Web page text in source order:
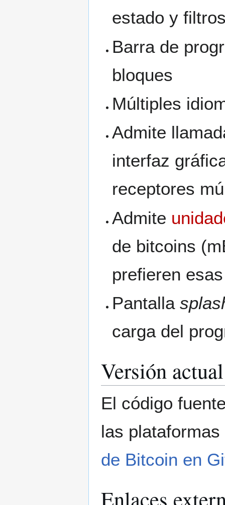
estado y
Barra de
bloques
Múltiples
Admite
interfaz
receptores
Admite
de bitcoins
prefieren
Pantalla
carga del
Versión actual
El código
las
de Bitcoin en
Enlaces